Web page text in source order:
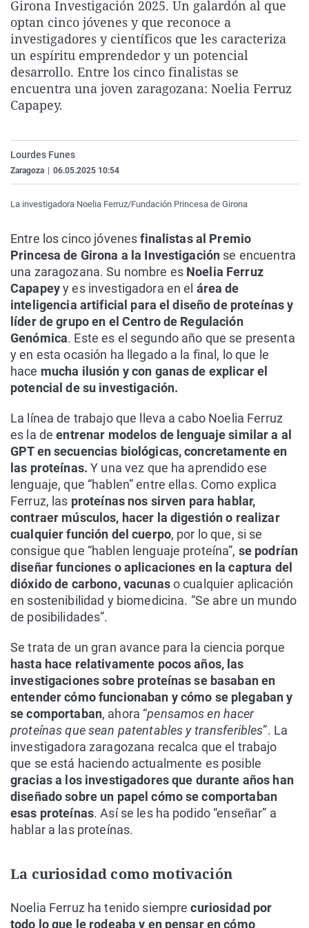
La rosa de los vientos
Gente viajera
Como el perro y el
Caso
Retornados
Equipo de
Operación Viuda
Extremadura
Galicia
La Rioja
Navarra
Virales
Televisión
Elecciones
Girona Investigación 2025. Un galardón al que
optan cinco jóvenes y que reconoce a
investigadores y científicos que les caracteriza
un espíritu emprendedor y un potencial
desarrollo. Entre los cinco finalistas se
encuentra una joven zaragozana: Noelia Ferruz
Capapey.
Lourdes Funes
Zaragoza 06.05.2025 10:54
La investigadora Noelia Ferruz/Fundación Princesa de Girona
Entre los cinco jóvenesfinalistas al Premio
Princesa de Girona a la Investigación se encuentra
una zaragozana. Su nombre es Noelia Ferruz
Capapeyy es investigadora en el área de
inteligencia artificial para el diseño de proteínas y
líder de grupo en el Centro de Regulación
Genómica. Este es el segundo año que se presenta
y en esta ocasión ha llegado a la final, lo que le
hace mucha ilusión y con ganas de explicar el
potencial de su investigación.
La línea de trabajo que lleva a cabo Noelia Ferruz
es la de entrenar modelos de lenguaje similar a al
GPT en secuencias biológicas, concretamente en
las proteínas. Y una vez que ha aprendido ese
lenguaje, que “hablen” entre ellas. Como explica
Ferruz, las proteínas nos sirven para hablar,
contraer músculos, hacer la digestión o realizar
cualquier función del cuerpo, por lo que, si se
consigue que “hablen lenguaje proteína”, se podrían
diseñar funciones o aplicaciones en la captura del
dióxido de carbono, vacunaso cualquier aplicación
en sostenibilidad y biomedicina. “Se abre un mundo
de posibilidades”.
Se trata de un gran avance para la ciencia porque
hasta hace relativamente pocos años, las
investigaciones sobre proteínas se basaban en
entender cómo funcionaban y cómo se plegaban y
se comportaban, ahora “pensamos en hacer
proteínas que sean patentables y transferibles”. La
investigadora zaragozana recalca que el trabajo
que se está haciendo actualmente es posible
gracias a los investigadores que durante años han
diseñado sobre un papel cómo se comportaban
esas proteínas. Así se les ha podido “enseñar” a
hablar a las proteínas.
La curiosidad como motivación
Noelia Ferruz ha tenido siemprecuriosidad por
todo lo que le rodeaba y en pensar en cómo